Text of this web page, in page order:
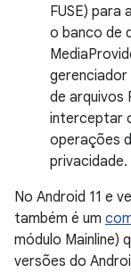
FUSE) para
o banco de
de arquivos
interceptar
operações
privacidade.
No Android 11 e
também é um
módulo Mainline)
versões do